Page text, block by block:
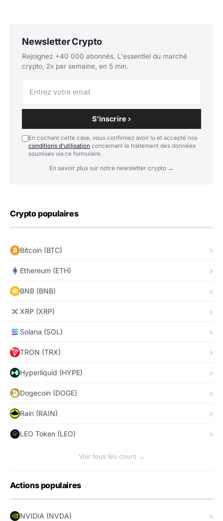
Newsletter Crypto
Rejoignez +40 000 abonnés. L'essentiel du marché
crypto, 2x par semaine, en 5 min.
S'inscrire ›
En cochant cette case, vous confirmez avoir lu et accepté nos
conditions d'utilisation concernant le traitement des données
soumises via ce formulaire.
En savoir plus sur notre newsletter crypto →
Crypto populaires
Bitcoin (BTC)
Ethereum (ETH)
BNB (BNB)
XRP (XRP)
Solana (SOL)
TRON (TRX)
Hyperliquid (HYPE)
Dogecoin (DOGE)
Rain (RAIN)
LEO Token (LEO)
Voir tous les cours →
Actions populaires
NVIDIA (NVDA)